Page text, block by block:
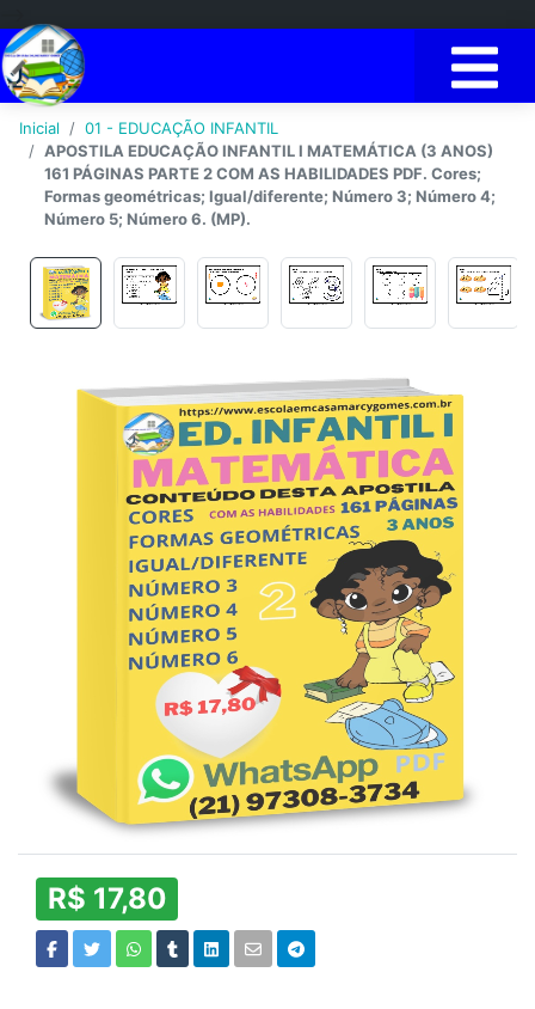
Inicial
01 - EDUCAÇÃO INFANTIL
APOSTILA EDUCAÇÃO INFANTIL I MATEMÁTICA (3 ANOS)
161 PÁGINAS PARTE 2 COM AS HABILIDADES PDF. Cores;
Formas geométricas; Igual/diferente; Número 3; Número 4;
Número 5; Número 6. (MP).
R$ 17,80